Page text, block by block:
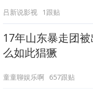
吕新说影视 1跟贴
17年山东暴走团
么如此猖獗
童童聊娱乐啊 657跟贴